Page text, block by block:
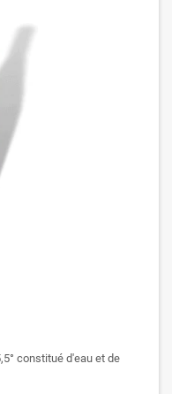
constitué d'eau et de